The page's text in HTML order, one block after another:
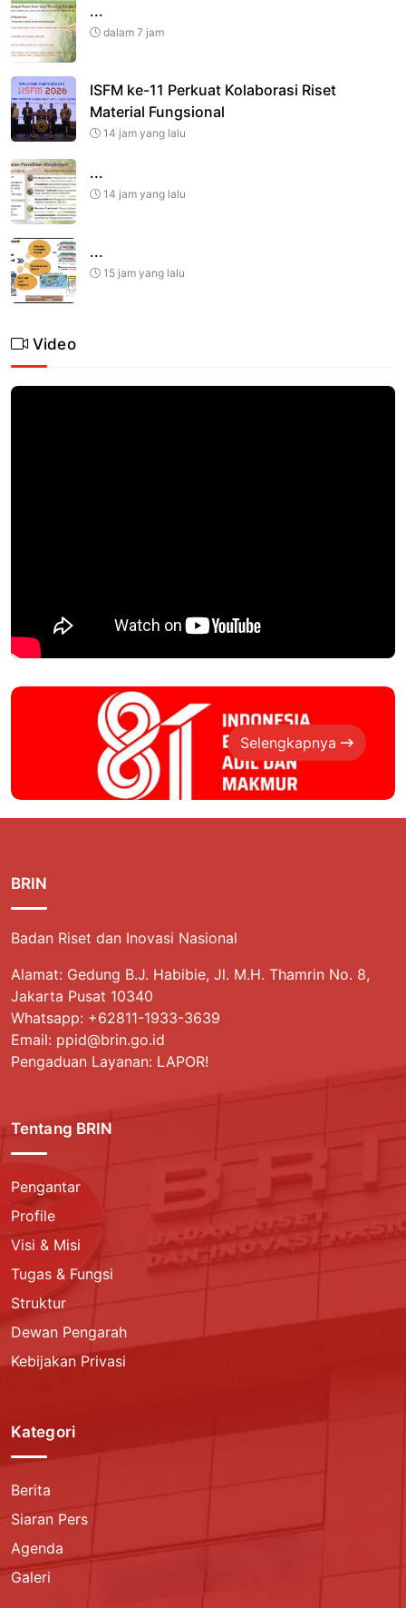
...
dalam 7 jam
ISFM ke-11 Perkuat Kolaborasi Riset
Material Fungsional
14 jam yang lalu
...
14 jam yang lalu
...
15 jam yang lalu
Video
Selengkapnya
BRIN
Badan Riset dan Inovasi Nasional
Alamat: Gedung B.J. Habibie, Jl. M.H. Thamrin No. 8,
Jakarta Pusat 10340
Whatsapp: +62811-1933-3639
Email: ppid@brin.go.id
Pengaduan Layanan: LAPOR!
Tentang BRIN
Pengantar
Profile
Visi & Misi
Tugas & Fungsi
Struktur
Dewan Pengarah
Kebijakan Privasi
Kategori
Berita
Siaran Pers
Agenda
Galeri